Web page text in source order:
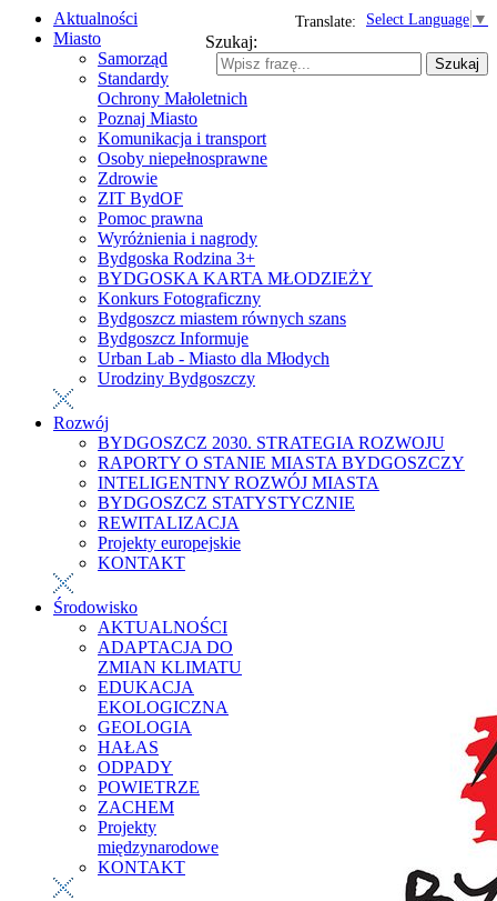
Select Language ▼
Translate:
Szukaj:
Szukaj
Aktualności
Miasto
Samorząd
Standardy
Ochrony Małoletnich
Poznaj Miasto
Komunikacja i transport
Osoby niepełnosprawne
Zdrowie
ZIT BydOF
Pomoc prawna
Wyróżnienia i nagrody
Bydgoska Rodzina 3+
BYDGOSKA KARTA MŁODZIEŻY
Konkurs Fotograficzny
Bydgoszcz miastem równych szans
Bydgoszcz Informuje
Urban Lab - Miasto dla Młodych
Urodziny Bydgoszczy
Rozwój
BYDGOSZCZ 2030. STRATEGIA ROZWOJU
RAPORTY O STANIE MIASTA BYDGOSZCZY
INTELIGENTNY ROZWÓJ MIASTA
BYDGOSZCZ STATYSTYCZNIE
REWITALIZACJA
Projekty europejskie
KONTAKT
Środowisko
AKTUALNOŚCI
ADAPTACJA DO
ZMIAN KLIMATU
EDUKACJA
EKOLOGICZNA
GEOLOGIA
HAŁAS
ODPADY
POWIETRZE
ZACHEM
Projekty
międzynarodowe
KONTAKT